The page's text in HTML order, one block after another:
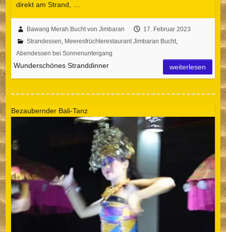
direkt am Strand, …
Bawang Merah Bucht von Jimbaran
17. Februar 2023
Strandessen, Meeresfrüchterestaurant Jimbaran Bucht,
Abendessen bei Sonnenuntergang
Wunderschönes Stranddinner weiterlesen
Bezaubernder Bali-Tanz